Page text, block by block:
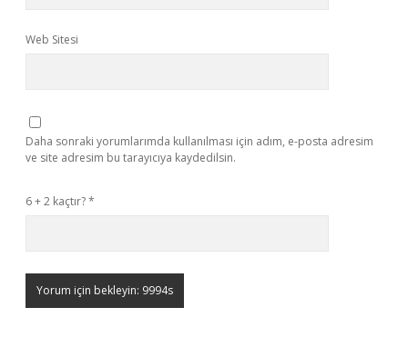
Web Sitesi
Daha sonraki yorumlarımda kullanılması için adım, e-posta adresim
ve site adresim bu tarayıcıya kaydedilsin.
6 + 2 kaçtır?*